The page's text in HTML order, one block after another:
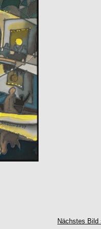
Nächstes Bild